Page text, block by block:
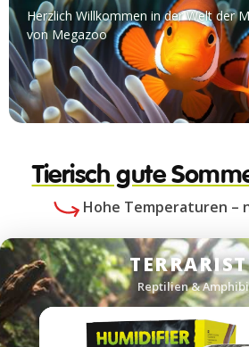
Herzlich Willkommen in der Welt der
von Megazoo
Tierisch gute
Hohe Temperaturen –
Reptilien &